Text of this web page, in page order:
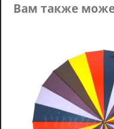
Вам также